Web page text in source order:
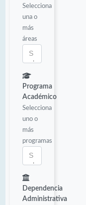
Selecciona
una o
más
áreas
Programa
Académico
Selecciona
uno o
más
programas
Dependencia
Administrativa